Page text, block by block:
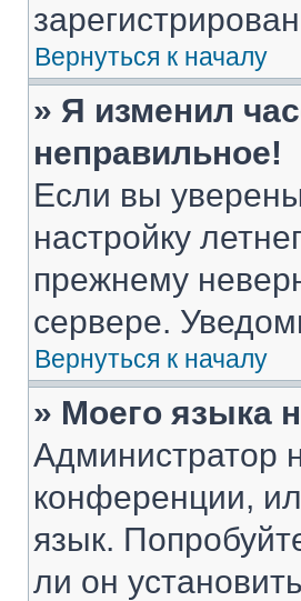
Вернуться к началу
» Я изменил
неправильное!
Если вы
настройку
прежнему
сервере.
Вернуться к началу
» Моего языка
Администратор
конференции,
язык.
ли он